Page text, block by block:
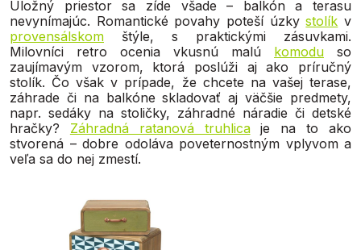
Úložný priestor sa zíde všade – balkón a terasu
nevynímajúc. Romantické povahy poteší úzkystolík v
provensálskom štýle, s praktickými zásuvkami.
Milovníci retro ocenia vkusnú malú komodu so
zaujímavým vzorom, ktorá poslúži aj ako príručný
stolík. Čo však v prípade, že chcete na vašej terase,
záhrade či na balkóne skladovať aj väčšie predmety,
napr. sedáky na stoličky, záhradné náradie či detské
hračky? Záhradná ratanová truhlicaje na to ako
stvorená – dobre odoláva poveternostným vplyvom a
veľa sa do nej zmestí.